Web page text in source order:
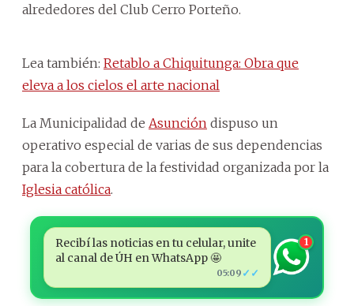
alrededores del Club Cerro Porteño.
Lea también: Retablo a Chiquitunga: Obra que
eleva a los cielos el arte nacional
La Municipalidad de Asunción dispuso un
operativo especial de varias de sus dependencias
para la cobertura de la festividad organizada por la
Iglesia católica.
Recibí las noticias en tu celular, unite
al canal de ÚH en WhatsApp 🤩
05:09 ✓✓
1